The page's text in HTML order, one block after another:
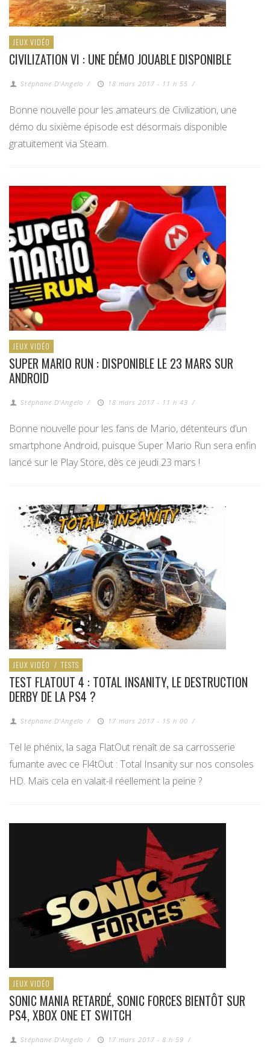
JEUX VIDÉO
CIVILIZATION VI : UNE DÉMO JOUABLE DISPONIBLE
Stéphane D'Angelo / 18 mars 2017 - 11 h 55 /
Bonne nouvelle pour les amateurs de Civilization, une
démo du sixième épisode est désormais disponible
gratuitement via Steam.
JEUX VIDÉO
SUPER MARIO RUN : DISPONIBLE LE 23 MARS SUR
ANDROID
Stéphane D'Angelo / 18 mars 2017 - 11 h 43 /
Bonne nouvelle pour les fans de Mario, détenteurs d’un
smartphone Android, puisque Super Mario Run sera enfin
lancé sur le Play Store, dès ce jeudi 23 mars !
JEUX VIDÉO / TESTS
TEST FLATOUT 4 : TOTAL INSANITY, LE DESTRUCTION
DERBY DE LA PS4 ?
Stéphane D'Angelo / 17 mars 2017 - 15 h 00 /
Tel le phénix, la saga FlatOut renaît de sa carrosserie
fumante avec ce Fl4tOut : Total Insanity sur nos consoles
HD. Mais cela en valait-il réellement la peine ?
JEUX VIDÉO
SONIC MANIA RETARDÉ, SONIC FORCES BIENTÔT SUR
PS4, XBOX ONE ET SWITCH
Stéphane D'Angelo / 17 mars 2017 - 8 h 59 /